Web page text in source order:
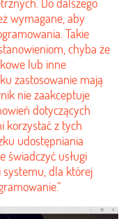
wymagane, aby
Takie
chyba że
lub inne
zastosowanie mają
nie zaakceptuje
dotyczących
korzystać z tych
udostępniania
świadczyć usługi
systemu, dla której